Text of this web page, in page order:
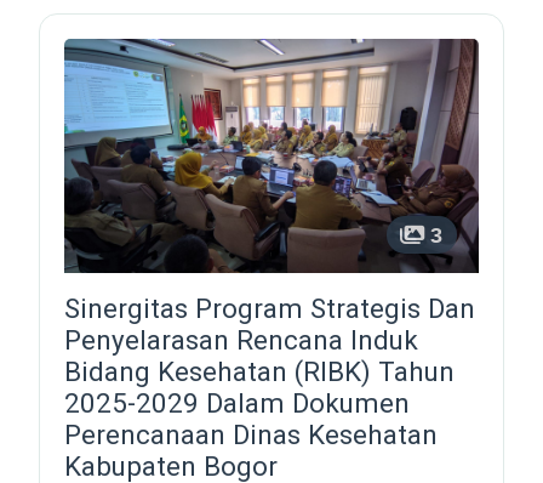
3
Sinergitas Program Strategis Dan
Penyelarasan Rencana Induk
Bidang Kesehatan (RIBK) Tahun
2025-2029 Dalam Dokumen
Perencanaan Dinas Kesehatan
Kabupaten Bogor